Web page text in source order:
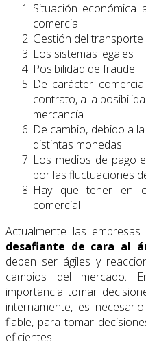
Situación económica
comercia
Gestión del
Los sistemas legales
Posibilidad de fraude
De carácter
contrato, a la
mercancía
De cambio, debido a
distintas monedas
Los medios de pago
por las fluctuaciones
Hay que tener en
comercial
Actualmente las
desafiante de cara al
deben ser ágiles y
cambios del mercado.
importancia tomar
internamente, es
fiable, para tomar
eficientes.